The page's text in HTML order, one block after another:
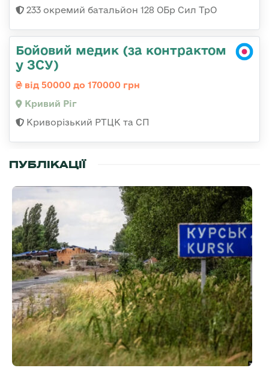
233 окремий батальйон 128 ОБр Сил ТрО
Бойовий медик (за контрактом
у ЗСУ)
від 50000 до 170000 грн
Кривий Ріг
Криворізький РТЦК та СП
ПУБЛІКАЦІЇ